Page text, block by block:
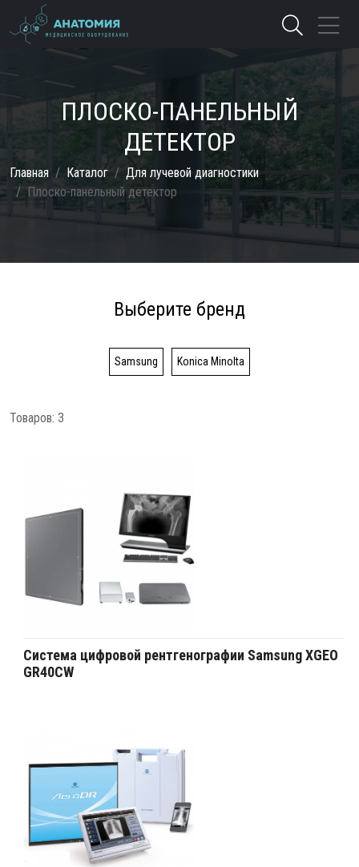
ПЛОСКО-ПАНЕЛЬНЫЙ
ДЕТЕКТОР
Главная Каталог
Для лучевой диагностики
Плоско-панельный детектор
Выберите бренд
Samsung Konica Minolta
Товаров: 3
Система цифровой рентгенографии Samsung XGEO
GR40CW